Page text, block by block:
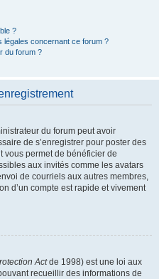
?
légales concernant ce forum ?
du forum ?
du forum peut avoir
de s’enregistrer pour poster des
vous permet de bénéficier de
aux invités comme les avatars
de courriels aux autres membres,
d’un compte est rapide et vivement
Actde 1998) est une loi aux
recueillir des informations de